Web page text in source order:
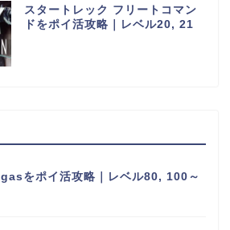
スタートレック フリートコマン
ドをポイ活攻略｜レベル20, 21
をポイ活攻略｜レベル80, 100～